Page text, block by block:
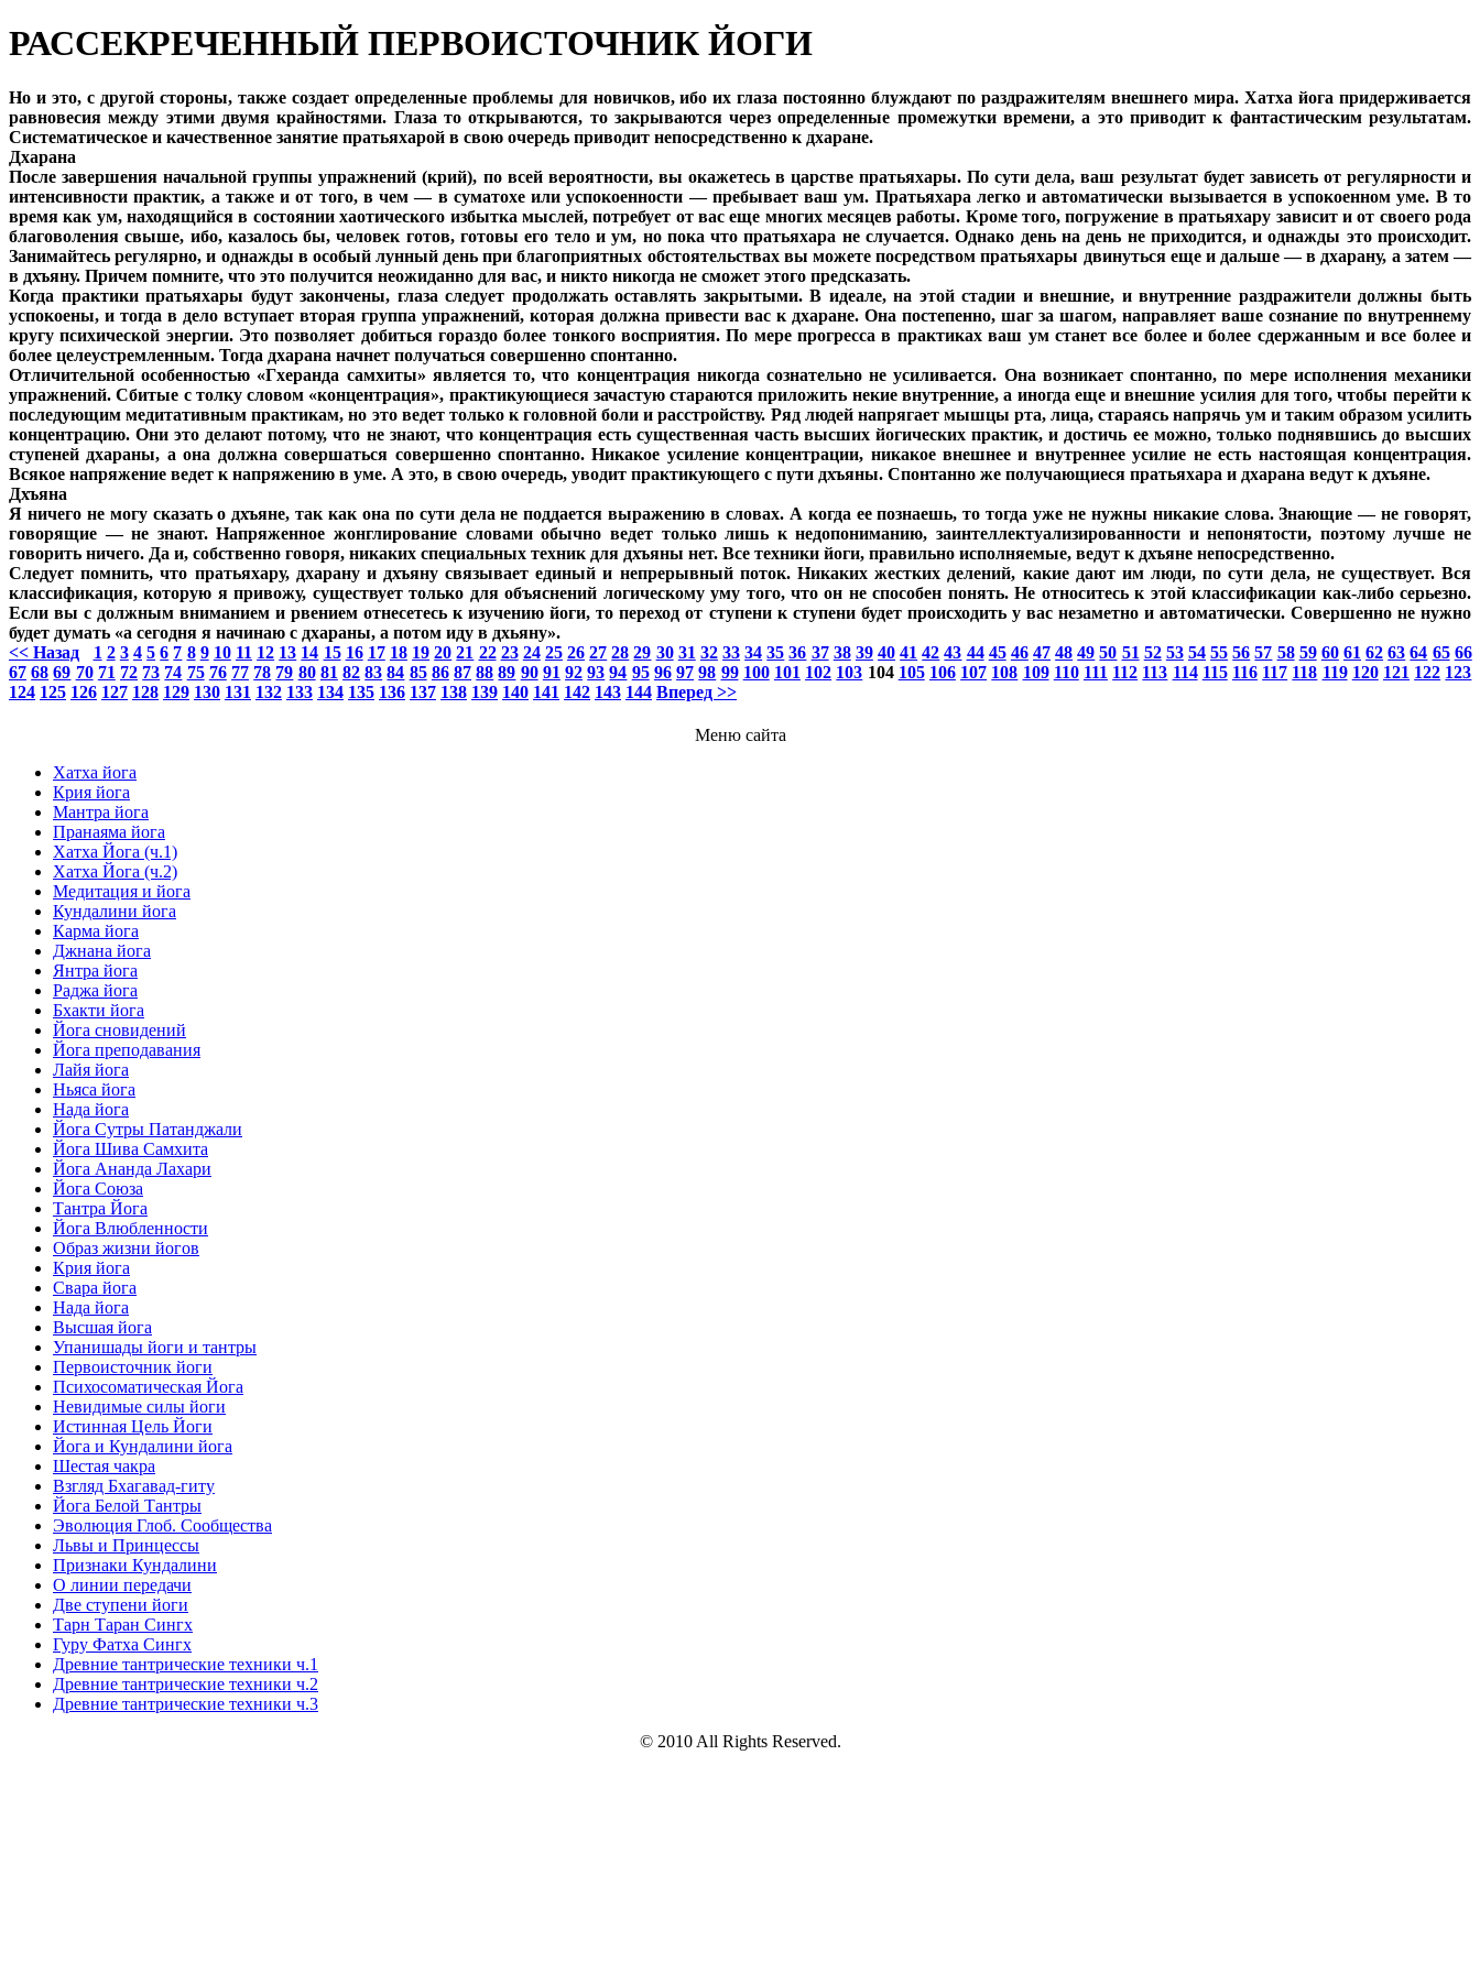
РАССЕКРЕЧЕННЫЙ ПЕРВОИСТОЧНИК ЙОГИ
Но и это, с другой стороны, также создает определенные проблемы для новичков, ибо их глаза постоянно блуждают по раздражителям внешнего мира. Хатха йога придерживается
равновесия между этими двумя крайностями. Глаза то открываются, то закрываются через определенные промежутки времени, а это приводит к фантастическим результатам.
Систематическое и качественное занятие пратьяхарой в свою очередь приводит непосредственно к дхаране.
Дхарана
После завершения начальной группы упражнений (крий), по всей вероятности, вы окажетесь в царстве пратьяхары. По сути дела, ваш результат будет зависеть от регулярности и
интенсивности практик, а также и от того, в чем — в суматохе или успокоенности — пребывает ваш ум. Пратьяхара легко и автоматически вызывается в успокоенном уме. В то
время как ум, находящийся в состоянии хаотического избытка мыслей, потребует от вас еще многих месяцев работы. Кроме того, погружение в пратьяхару зависит и от своего рода
благоволения свыше, ибо, казалось бы, человек готов, готовы его тело и ум, но пока что пратьяхара не случается. Однако день на день не приходится, и однажды это происходит.
Занимайтесь регулярно, и однажды в особый лунный день при благоприятных обстоятельствах вы можете посредством пратьяхары двинуться еще и дальше — в дхарану, а затем —
в дхъяну. Причем помните, что это получится неожиданно для вас, и никто никогда не сможет этого предсказать.
Когда практики пратьяхары будут закончены, глаза следует продолжать оставлять закрытыми. В идеале, на этой стадии и внешние, и внутренние раздражители должны быть
успокоены, и тогда в дело вступает вторая группа упражнений, которая должна привести вас к дхаране. Она постепенно, шаг за шагом, направляет ваше сознание по внутреннему
кругу психической энергии. Это позволяет добиться гораздо более тонкого восприятия. По мере прогресса в практиках ваш ум станет все более и более сдержанным и все более и
более целеустремленным. Тогда дхарана начнет получаться совершенно спонтанно.
Отличительной особенностью «Гхеранда самхиты» является то, что концентрация никогда сознательно не усиливается. Она возникает спонтанно, по мере исполнения механики
упражнений. Сбитые с толку словом «концентрация», практикующиеся зачастую стараются приложить некие внутренние, а иногда еще и внешние усилия для того, чтобы перейти к
последующим медитативным практикам, но это ведет только к головной боли и расстройству. Ряд людей напрягает мышцы рта, лица, стараясь напрячь ум и таким образом усилить
концентрацию. Они это делают потому, что не знают, что концентрация есть существенная часть высших йогических практик, и достичь ее можно, только поднявшись до высших
ступеней дхараны, а она должна совершаться совершенно спонтанно. Никакое усиление концентрации, никакое внешнее и внутреннее усилие не есть настоящая концентрация.
Всякое напряжение ведет к напряжению в уме. А это, в свою очередь, уводит практикующего с пути дхъяны. Спонтанно же получающиеся пратьяхара и дхарана ведут к дхъяне.
Дхъяна
Я ничего не могу сказать о дхъяне, так как она по сути дела не поддается выражению в словах. А когда ее познаешь, то тогда уже не нужны никакие слова. Знающие — не говорят,
говорящие — не знают. Напряженное жонглирование словами обычно ведет только лишь к недопониманию, заинтеллектуализированности и непонятости, поэтому лучше не
говорить ничего. Да и, собственно говоря, никаких специальных техник для дхъяны нет. Все техники йоги, правильно исполняемые, ведут к дхъяне непосредственно.
Следует помнить, что пратьяхару, дхарану и дхъяну связывает единый и непрерывный поток. Никаких жестких делений, какие дают им люди, по сути дела, не существует. Вся
классификация, которую я привожу, существует только для объяснений логическому уму того, что он не способен понять. Не относитесь к этой классификации как-либо серьезно.
Если вы с должным вниманием и рвением отнесетесь к изучению йоги, то переход от ступени к ступени будет происходить у вас незаметно и автоматически. Совершенно не нужно
будет думать «а сегодня я начинаю с дхараны, а потом иду в дхьяну».
<< Назад
1 2 3 4 5 6 7 8 9 10 11 12 13 14 15 16 17 18 19 20 21 22 23 24 25 26 27 28 29 30 31 32 33 34 35 36 37 38 39 40 41 42 43 44 45 46 47 48 49 50 51 52 53 54 55 56 57 58 59 60 61 62 63 64 65 66
67 68 69 70 71 72 73 74 75 76 77 78 79 80 81 82 83 84 85 86 87 88 89 90 91 92 93 94 95 96 97 98 99 100 101 102 103 104 105 106 107 108 109 110 111 112 113 114 115 116 117 118 119 120 121 122 123
124 125 126 127 128 129 130 131 132 133 134 135 136 137 138 139 140 141 142 143 144 Вперед >>
Меню сайта
Хатха йога
Крия йога
Мантра йога
Пранаяма йога
Хатха Йога (ч.1)
Хатха Йога (ч.2)
Медитация и йога
Кундалини йога
Карма йога
Джнана йога
Янтра йога
Раджа йога
Бхакти йога
Йога сновидений
Йога преподавания
Лайя йога
Ньяса йога
Нада йога
Йога Сутры Патанджали
Йога Шива Самхита
Йога Ананда Лахари
Йога Союза
Тантра Йога
Йога Влюбленности
Образ жизни йогов
Крия йога
Свара йога
Нада йога
Высшая йога
Упанишады йоги и тантры
Первоисточник йоги
Психосоматическая Йога
Невидимые силы йоги
Истинная Цель Йоги
Йога и Кундалини йога
Шестая чакра
Взгляд Бхагавад-гиту
Йога Белой Тантры
Эволюция Глоб. Сообщества
Львы и Принцессы
Признаки Кундалини
О линии передачи
Две ступени йоги
Тарн Таран Сингх
Гуру Фатха Сингх
Древние тантрические техники ч.1
Древние тантрические техники ч.2
Древние тантрические техники ч.3
© 2010 All Rights Reserved.